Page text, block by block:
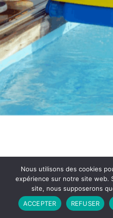
Partenariat Contact
CGU
Copyright © 2026 - Propulsé par
Nous utilisons des cookies
expérience sur notre site web.
site, nous supposerons
ACCEPTER
REFUSER